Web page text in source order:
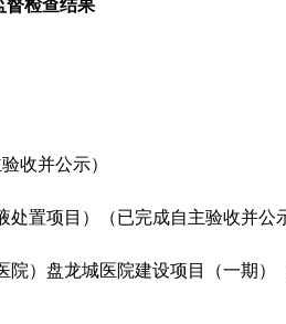
督检查结果
收并公示）
置项目）（已完成自主验收并公
）盘龙城医院建设项目（一期）